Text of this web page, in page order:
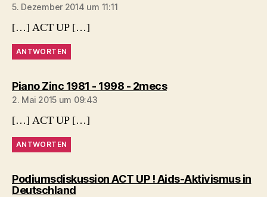
5. Dezember 2014 um 11:11
[…] ACT UP […]
ANTWORTEN
Piano Zinc 1981 - 1998 - 2mecssagt:
2. Mai 2015 um 09:43
[…] ACT UP […]
ANTWORTEN
Podiumsdiskussion ACT UP ! Aids-Aktivismus in
Deutschlandsagt: